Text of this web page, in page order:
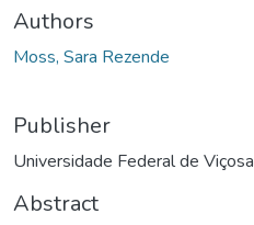
Authors
Moss, Sara Rezende
Publisher
Universidade Federal de Viçosa
Abstract